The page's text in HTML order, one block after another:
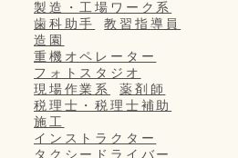
製造・工場ワーク系
歯科助手
教習指導員
造園
重機オペレーター
フォトスタジオ
現場作業系
薬剤師
税理士・税理士補助
施工
インストラクター
タクシードライバー